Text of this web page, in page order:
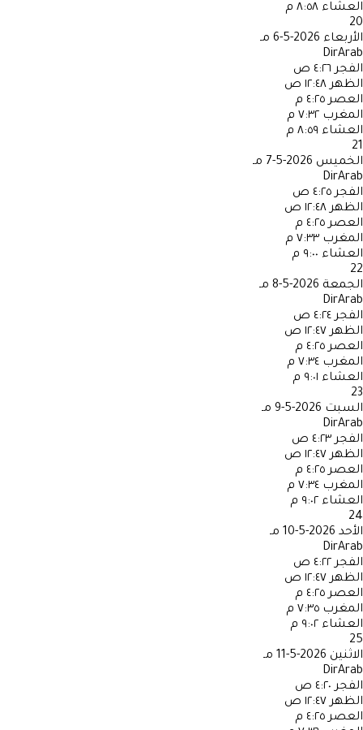
العشاء ٨:٥٨ م
20
الأربعاء 2026-5-6 مـ
DirArab
الفجر ٤:٢٦ ص
الظهر ١٢:٤٨ ص
العصر ٤:٢٥ م
المغرب ٧:٣٢ م
العشاء ٨:٥٩ م
21
الخميس 2026-5-7 مـ
DirArab
الفجر ٤:٢٥ ص
الظهر ١٢:٤٨ ص
العصر ٤:٢٥ م
المغرب ٧:٣٣ م
العشاء ٩:٠٠ م
22
الجمعة 2026-5-8 مـ
DirArab
الفجر ٤:٢٤ ص
الظهر ١٢:٤٧ ص
العصر ٤:٢٥ م
المغرب ٧:٣٤ م
العشاء ٩:٠١ م
23
السبت 2026-5-9 مـ
DirArab
الفجر ٤:٢٣ ص
الظهر ١٢:٤٧ ص
العصر ٤:٢٥ م
المغرب ٧:٣٤ م
العشاء ٩:٠٢ م
24
الأحد 2026-5-10 مـ
DirArab
الفجر ٤:٢٢ ص
الظهر ١٢:٤٧ ص
العصر ٤:٢٥ م
المغرب ٧:٣٥ م
العشاء ٩:٠٢ م
25
الاثنين 2026-5-11 مـ
DirArab
الفجر ٤:٢٠ ص
الظهر ١٢:٤٧ ص
العصر ٤:٢٥ م